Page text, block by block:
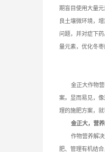
期盲目使用大量
良土壤微环境，
问题，并对症下
量元素，优化冬枣
金正大作物
案。显而易见，
理的施肥方案，就
金正大，营
作物营养解
肥、管理有机结